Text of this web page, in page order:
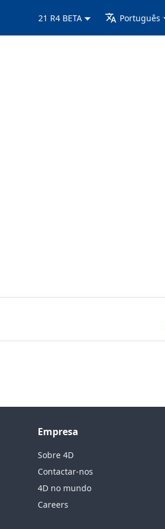
21 R4 BETA Português
Empresa
Sobre 4D
Contactar-nos
4D no mundo
Careers